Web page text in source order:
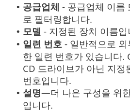
• 공급업체 - 공급업체 이름
로 필터링합니다.
• 모델 - 지정된 장치 이름입
• 일련 번호 - 일반적으로
한 일련 번호가 있습니다.
CD 드라이브가 아닌 지정
번호입니다.
• 설명—더 나은 구성을 위
입니다.